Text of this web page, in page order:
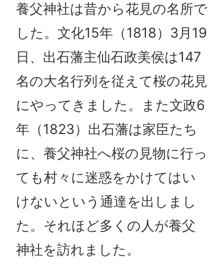
養父神社は昔から花見の名所で
した。文化15年（1818）3月19
日、出石藩主仙石政美侯は147
名の大名行列を従えて桜の花見
にやってきました。また文政6
年（1823）出石藩は家臣たち
に、養父神社へ桜の見物に行っ
ても村々に迷惑をかけてはい
けないという通達を出しまし
た。それほど多くの人が養父
神社を訪れました。